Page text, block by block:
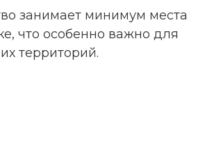
занимает минимум места
что особенно важно для
территорий.